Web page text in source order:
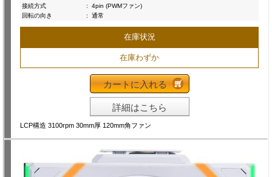
接続方式 :
4pin (PWMファン)
回転の向き
: 通常
在庫状況
在庫わずか
カートに入れる
詳細はこちら
LCP構造 3100rpm 30mm厚 120mm角ファン